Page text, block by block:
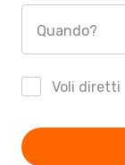
Quando?
Voli diretti